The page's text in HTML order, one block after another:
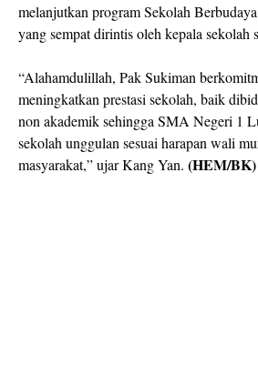
melanjutkan program Sekolah
yang sempat dirintis oleh kepala sekolah
“Alahamdulillah, Pak Sukiman
meningkatkan prestasi sekolah, baik
non akademik sehingga SMA Negeri 1
sekolah unggulan sesuai harapan wali
masyarakat,” ujar Kang Yan. (HEM/BK)